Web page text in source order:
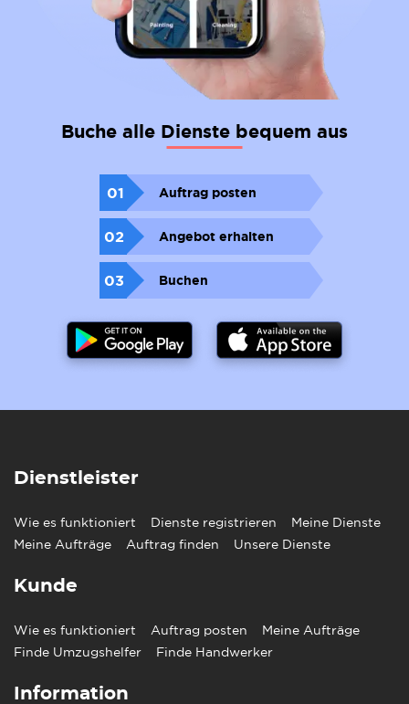
Buche alle Dienste bequem aus
01 Auftrag posten
02 Angebot erhalten
03 Buchen
Dienstleister
Wie es funktioniert Dienste registrieren
Meine Dienste
Meine Aufträge
Auftrag finden Unsere Dienste
Kunde
Wie es funktioniert Auftrag posten
Meine Aufträge
Finde Umzugshelfer
Finde Handwerker
Information